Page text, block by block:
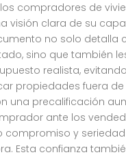
compradores de
visión clara de su
no solo detalla
sino que también
realista,
propiedades fuera
una precalificación
ante los
compromiso y
Esta confianza